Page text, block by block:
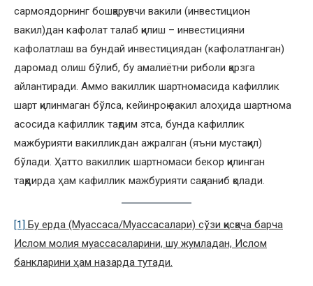
сармоядорнинг бошқарувчи вакили (инвестицион
вакил)дан кафолат талаб қилиш – инвестицияни
кафолатлаш ва бундай инвестициядан (кафолатланган)
даромад олиш бўлиб, бу амалиётни риболи қарзга
айлантиради. Аммо вакиллик шартномасида кафиллик
шарт қилинмаган бўлса, кейинроқ вакил алоҳида шартнома
асосида кафиллик тақдим этса, бунда кафиллик
мажбурияти вакилликдан ажралган (яъни мустақил)
бўлади. Ҳатто вакиллик шартномаси бекор қилинган
тақдирда ҳам кафиллик мажбурияти сақланиб қолади.
[1] Бу ерда (Муассаса/Муассасалари) сўзи қисқача барча
Ислом молия муассасаларини, шу жумладан, Ислом
банкларини ҳам назарда тутади.